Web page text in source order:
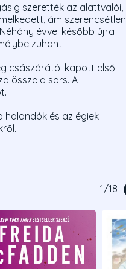
szerették az alattvalói,
ám szerencsétlen
évvel később újra
zuhant.
császárától kapott első
össze a sors. A
halandók és az égiek
1/18